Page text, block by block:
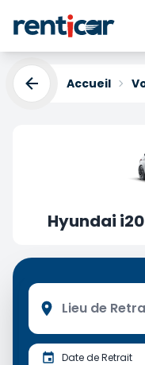
Accueil
Hyundai
Date de Retrait